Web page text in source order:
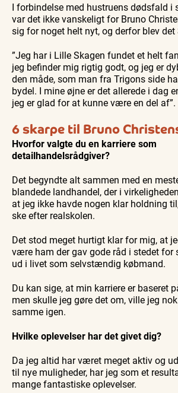
I forbindelse med hustruens dødsfald i
var det ikke vanskeligt for Bruno
sig for noget helt nyt, og derfor blev det
”Jeg har i Lille Skagen fundet et helt
jeg befinder mig rigtig godt, og jeg er
den måde, som man fra Trigons side
bydel. I mine øjne er det allerede i dag
jeg er glad for at kunne være en del af”.
6 skarpe til Bruno
Hvorfor valgte du en karriere som
detailhandelsrådgiver?
Det begyndte alt sammen med en
blandede landhandel, der i
at jeg ikke havde nogen klar holdning
ske efter realskolen.
Det stod meget hurtigt klar for mig, at
være ham der gav gode råd i stedet for
ud i livet som selvstændig købmand.
Du kan sige, at min karriere er baseret
men skulle jeg gøre det om, ville jeg
samme igen.
Hvilke oplevelser har det givet dig?
Da jeg altid har været meget aktiv og
til nye muligheder, har jeg som et
mange fantastiske oplevelser.